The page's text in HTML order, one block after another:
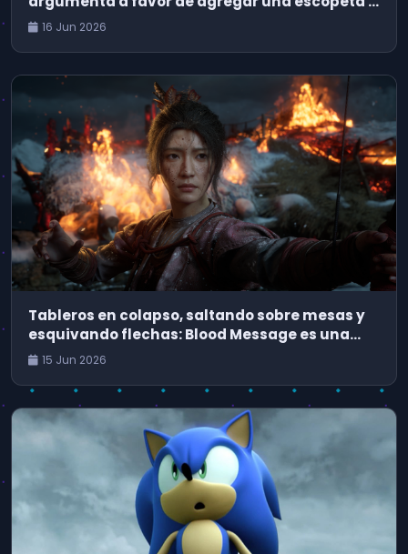
Dark Souls
16 Jun 2026
Tableros en colapso, saltando sobre mesas y
esquivando flechas: Blood Message es una
aventura cinematográfica que podría haber
15 Jun 2026